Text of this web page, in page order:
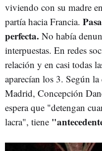
viviendo con su madre
partía hacia Francia.
perfecta. No había
interpuestas. En redes
relación y en casi todas
aparecían los 3. Según
Madrid, Concepción
espera que "detengan
lacra", tiene